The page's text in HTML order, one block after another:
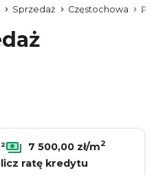
Sprzedaż Częstochowa
7 500,00 zł/m2
ratę kredytu